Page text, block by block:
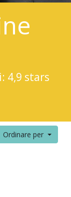
4,9 stars
Ordinare per